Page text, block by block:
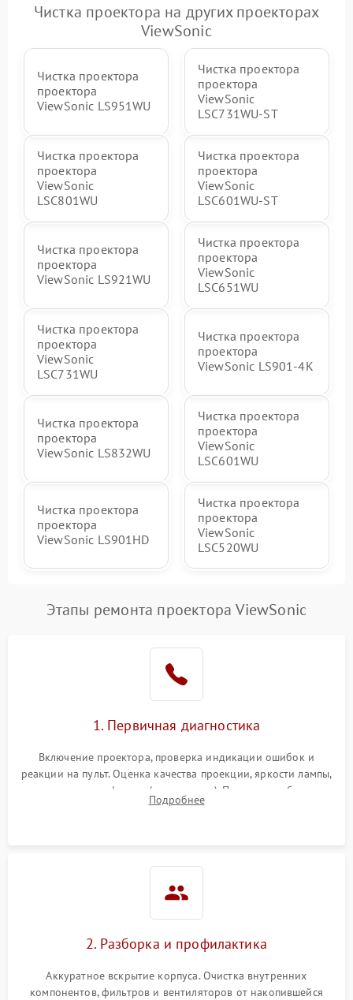
Чистка проектора на других проекторах
ViewSonic
Чистка проектора
проектора
ViewSonic LS951WU
Чистка проектора
проектора
ViewSonic
LSC731WU-ST
Чистка проектора
проектора
ViewSonic
LSC801WU
Чистка проектора
проектора
ViewSonic
LSC601WU-ST
Чистка проектора
проектора
ViewSonic LS921WU
Чистка проектора
проектора
ViewSonic
LSC651WU
Чистка проектора
проектора
ViewSonic
LSC731WU
Чистка проектора
проектора
ViewSonic LS901-4K
Чистка проектора
проектора
ViewSonic LS832WU
Чистка проектора
проектора
ViewSonic
LSC601WU
Чистка проектора
проектора
ViewSonic LS901HD
Чистка проектора
проектора
ViewSonic
LSC520WU
Этапы ремонта проектора ViewSonic
1. Первичная диагностика
Включение проектора, проверка индикации ошибок и
реакции на пульт. Оценка качества проекции, яркости лампы,
наличия артефактов (точки, пятна). Проверка работы
системы охлаждения по уровню шума вентиляторов.
Подробнее
2. Разборка и профилактика
Аккуратное вскрытие корпуса. Очистка внутренних
компонентов, фильтров и вентиляторов от накопившейся